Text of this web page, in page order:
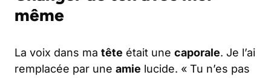
même
La voix dans ma tête était une caporale. Je l’ai
remplacée par une amie lucide. « Tu n’es pas